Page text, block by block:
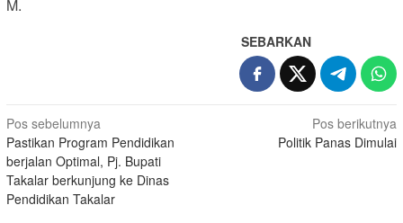
M.
SEBARKAN
Navigasi
pos
Pos sebelumnya
Pastikan Program Pendidikan
berjalan Optimal, Pj. Bupati
Takalar berkunjung ke Dinas
Pendidikan Takalar
Pos berikutnya
Politik Panas Dimulai